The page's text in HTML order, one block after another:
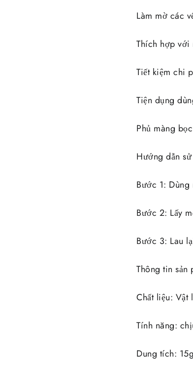
Làm mờ các
Thích hợp với
Tiết kiệm chi
Tiện dụng
Phủ màng
Hướng dẫn
Bước 1:
Bước 2: Lấy
Bước 3: Lau
Thông tin sản
Chất liệu: Vật
Tính năng:
Dung tích: 15g